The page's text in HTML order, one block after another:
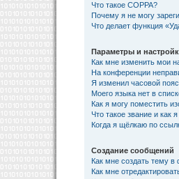
Что такое COPPA?
Почему я не могу
Что делает функция
Параметры и
Как мне изменить мои
На конференции
Я изменил часовой
Моего языка нет в
Как я могу поместить
Что такое звание и как
Когда я щёлкаю по
Создание сообщений
Как мне создать тему
Как мне